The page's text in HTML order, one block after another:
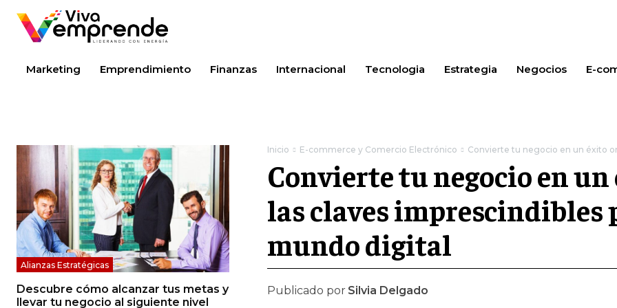
Marketing Emprendimiento Finanzas Internacional Tecnologia Estrategia Negocios E-
Alianzas Estratégicas
Descubre cómo alcanzar tus metas y
llevar tu negocio al siguiente nivel
Inicio E-commerce y Comercio Electrónico Convierte tu negocio en un éxito
Convierte tu negocio en
las claves
mundo digital
Publicado por Silvia Delgado